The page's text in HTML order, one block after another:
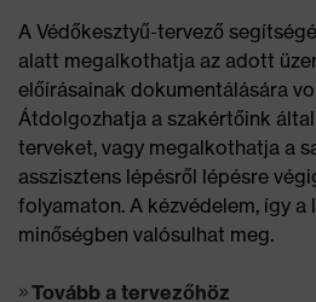
A Védőkesztyű-tervező
alatt megalkothatja az adott
előírásainak dokumentálására
Átdolgozhatja a szakértőink
terveket, vagy megalkothatja a
asszisztens lépésről lépésre
folyamaton. A kézvédelem, így a
minőségben valósulhat meg.
Tovább a tervezőhöz